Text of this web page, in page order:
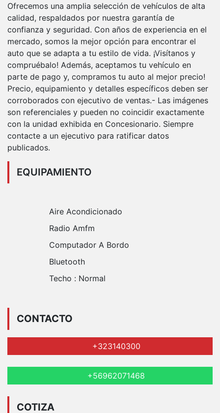
Ofrecemos una amplia selección de vehículos de alta
calidad, respaldados por nuestra garantía de
confianza y seguridad. Con años de experiencia en el
mercado, somos la mejor opción para encontrar el
auto que se adapta a tu estilo de vida. ¡Visítanos y
compruébalo! Además, aceptamos tu vehículo en
parte de pago y, compramos tu auto al mejor precio!
Precio, equipamiento y detalles específicos deben ser
corroborados con ejecutivo de ventas.- Las imágenes
son referenciales y pueden no coincidir exactamente
con la unidad exhibida en Concesionario. Siempre
contacte a un ejecutivo para ratificar datos
publicados.
EQUIPAMIENTO
Aire Acondicionado
Radio Amfm
Computador A Bordo
Bluetooth
Techo : Normal
CONTACTO
+323140300
+56962071468
COTIZA